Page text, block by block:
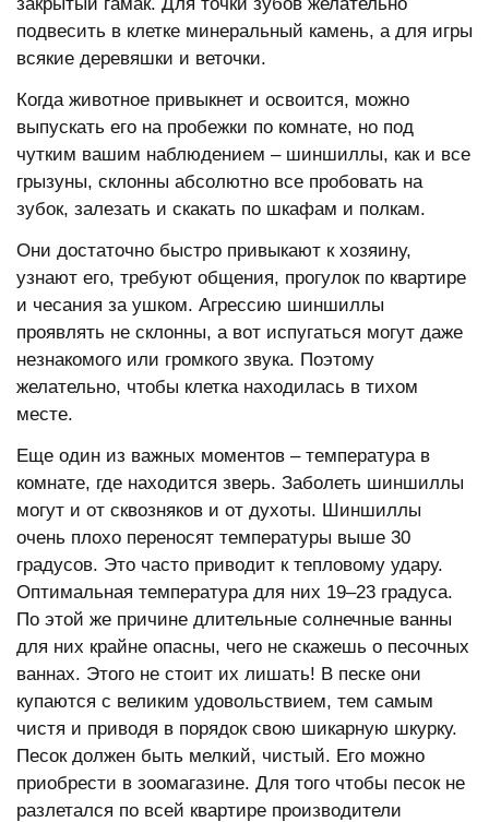
подвесить в клетке минеральный камень, а для игры
всякие деревяшки и веточки.
Когда животное привыкнет и освоится, можно
выпускать его на пробежки по комнате, но под
чутким вашим наблюдением – шиншиллы, как и все
грызуны, склонны абсолютно все пробовать на
зубок, залезать и скакать по шкафам и полкам.
Они достаточно быстро привыкают к хозяину,
узнают его, требуют общения, прогулок по квартире
и чесания за ушком. Агрессию шиншиллы
проявлять не склонны, а вот испугаться могут даже
незнакомого или громкого звука. Поэтому
желательно, чтобы клетка находилась в тихом
месте.
Еще один из важных моментов – температура в
комнате, где находится зверь. Заболеть шиншиллы
могут и от сквозняков и от духоты. Шиншиллы
очень плохо переносят температуры выше 30
градусов. Это часто приводит к тепловому удару.
Оптимальная температура для них 19–23 градуса.
По этой же причине длительные солнечные ванны
для них крайне опасны, чего не скажешь о песочных
ваннах. Этого не стоит их лишать! В песке они
купаются с великим удовольствием, тем самым
чистя и приводя в порядок свою шикарную шкурку.
Песок должен быть мелкий, чистый. Его можно
приобрести в зоомагазине. Для того чтобы песок не
разлетался по всей квартире производители